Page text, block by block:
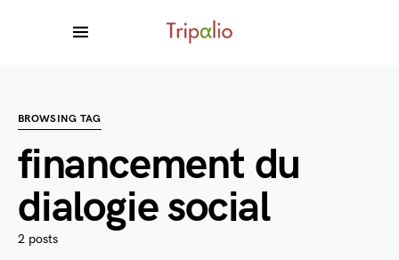
BROWSING TAG
financement du
dialogie social
2 posts